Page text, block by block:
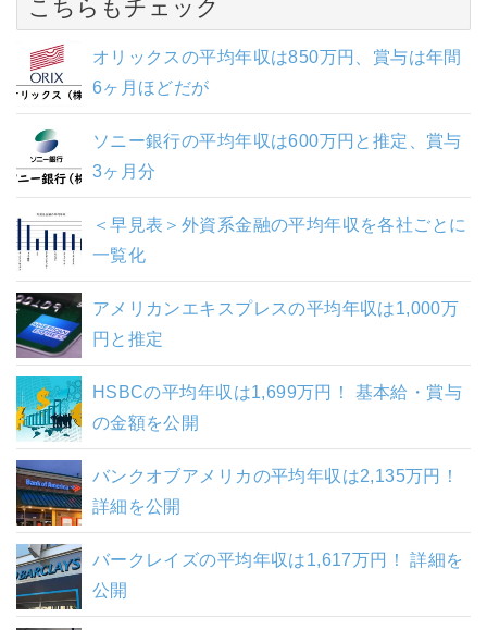
こちらもチェック
オリックスの平均年収は850万円、賞与は年間
6ヶ月ほどだが
ソニー銀行の平均年収は600万円と推定、賞与
3ヶ月分
＜早見表＞外資系金融の平均年収を各社ごとに
一覧化
アメリカンエキスプレスの平均年収は1,000万
円と推定
HSBCの平均年収は1,699万円！ 基本給・賞与
の金額を公開
バンクオブアメリカの平均年収は2,135万円！
詳細を公開
バークレイズの平均年収は1,617万円！ 詳細を
公開